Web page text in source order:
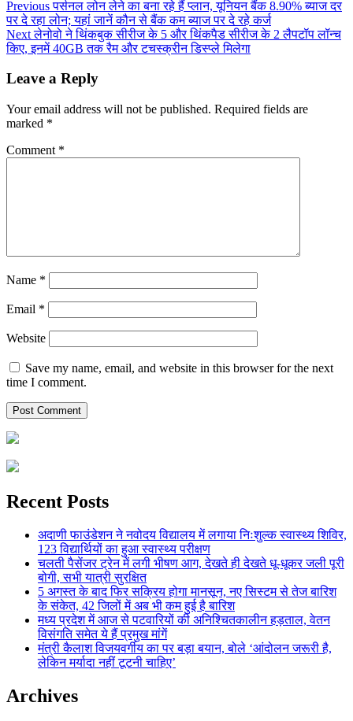
Previousपर्सनल लोन लेने का बना रहे हैं प्लान, यूनियन बैंक 8.90% ब्याज दर
पर दे रहा लोन; यहां जानें कौन से बैंक कम ब्याज पर दे रहे कर्ज
Nextलेनोवो ने थिंकबुक सीरीज के 5 और थिंकपैड सीरीज के 2 लैपटॉप लॉन्च
किए, इनमें 40GB तक रैम और टचस्क्रीन डिस्प्ले मिलेगा
Leave a Reply
Your email address will not be published. Required fields are
marked *
Comment *
Name *
Email *
Website
Save my name, email, and website in this browser for the next
time I comment.
Recent Posts
अदाणी फाउंडेशन ने नवोदय विद्यालय में लगाया निःशुल्क स्वास्थ्य शिविर,
123 विद्यार्थियों का हुआ स्वास्थ्य परीक्षण
चलती पैसेंजर ट्रेन में लगी भीषण आग, देखते ही देखते धू-धूकर जली पूरी
बोगी, सभी यात्री सुरक्षित
5 अगस्त के बाद फिर सक्रिय होगा मानसून, नए सिस्टम से तेज बारिश
के संकेत, 42 जिलों में अब भी कम हुई है बारिश
मध्य प्रदेश में आज से पटवारियों की अनिश्चितकालीन हड़ताल, वेतन
विसंगति समेत ये हैं प्रमुख मांगें
मंत्री कैलाश विजयवर्गीय का पर बड़ा बयान, बोले ‘आंदोलन जरूरी है,
लेकिन मर्यादा नहीं टूटनी चाहिए’
Archives